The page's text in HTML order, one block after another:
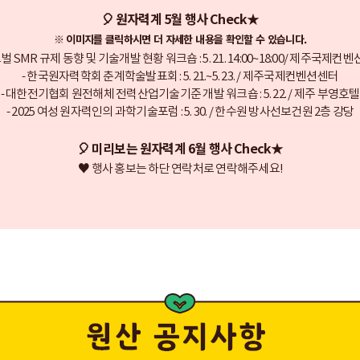
🎈 원자력계 5월 행사 Check★
※ 이미지를 클릭하시면 더 자세한 내용을 확인할 수 있습니다.
SMR 규제 동향 및 기술개발 현황 워크숍 : 5. 21. 14:00~18:00/ 제주국제컨벤
- 한국원자력학회 춘계학술발표회 : 5. 21.~5. 23. / 제주국제컨벤션센터
- 대한전기협회 원전해체 전력산업기술기준 개발 워크숍 : 5. 22. / 제주 부영호텔
- 2025 여성 원자력인의 과학기술포럼 : 5. 30. / 한수원 방사선보건원 2층 강당
🎈 미리보는 원자력계 6월 행사 Check★
♥ 행사 홍보는 하단 연락처로 연락해주세요!